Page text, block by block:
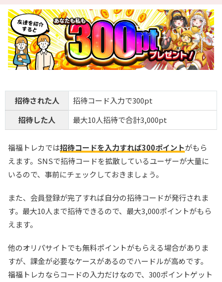
招待された人
招待コード入力で300pt
招待した人
最大10人招待で合計3,000pt
福福トレカでは招待コードを入力すれば300ポイントがもら
えます。SNSで招待コードを拡散しているユーザーが大量に
いるので、事前にチェックしておきましょう。
また、会員登録が完了すれば自分の招待コードが発行されま
す。最大10人まで招待できるので、最大3,000ポイントがもら
えます。
他のオリパサイトでも無料ポイントがもらえる場合がありま
すが、課金が必要なケースがあるのでハードルが高めです。
福福トレカならコードの入力だけなので、300ポイントゲット